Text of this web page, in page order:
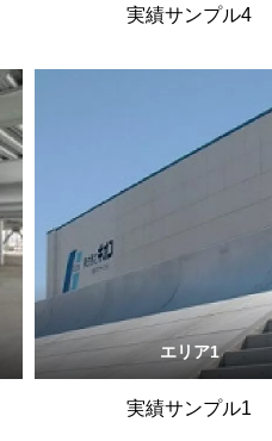
実績サンプル4
エリア1
実績サンプル1